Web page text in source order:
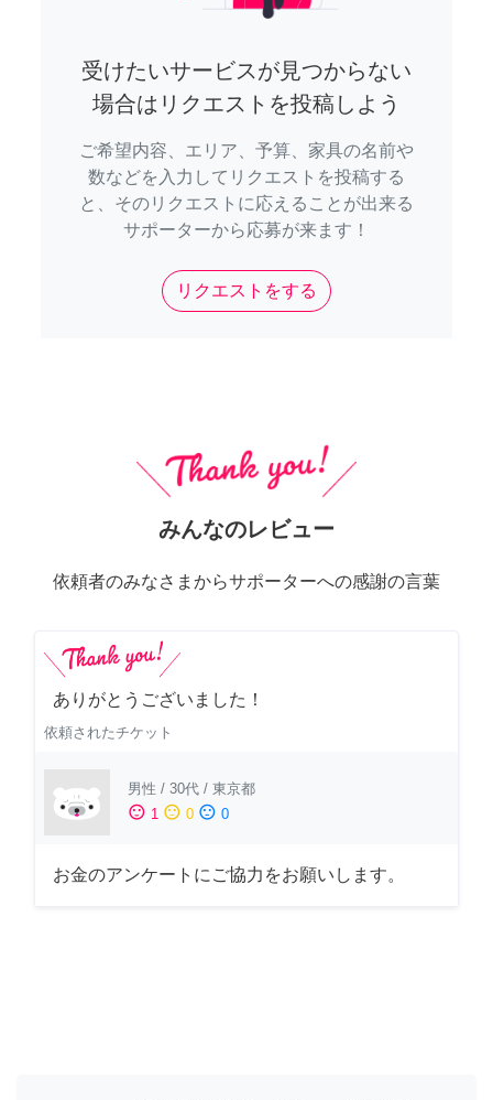
受けたいサービスが見つからない
場合はリクエストを投稿しよう
ご希望内容、エリア、予算、家具の名前や
数などを入力してリクエストを投稿する
と、そのリクエストに応えることが出来る
サポーターから応募が来ます！
リクエストをする
みんなのレビュー
依頼者のみなさまからサポーターへの感謝の言葉
ありがとうございました！
依頼されたチケット
男性 / 30代 / 東京都
sentiment_satisfied 1 sentiment_neutral 0 sentiment_dissatisfied 0
お金のアンケートにご協力をお願いします。